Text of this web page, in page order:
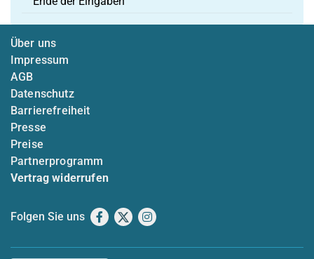
Über uns
Impressum
AGB
Datenschutz
Barrierefreiheit
Presse
Preise
Partnerprogramm
Vertrag widerrufen
Folgen Sie uns Facebook
X Instagram